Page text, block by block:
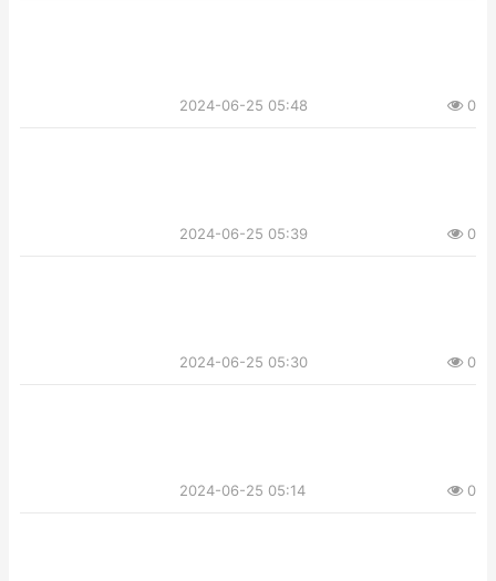
2024-06-25 05:48 0
2024-06-25 05:39 0
2024-06-25 05:30 0
2024-06-25 05:14 0